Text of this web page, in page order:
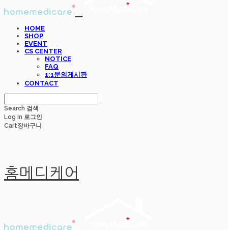
HOME
SHOP
EVENT
CS CENTER
NOTICE
FAQ
1:1문의게시판
CONTACT
Search 검색
Log In 로그인
Cart장바구니
홈메디케어